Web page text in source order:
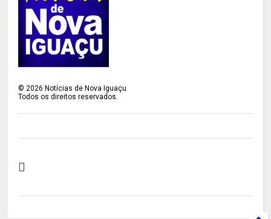
©2026 Notícias de Nova Iguaçu
Todos os direitos reservados.